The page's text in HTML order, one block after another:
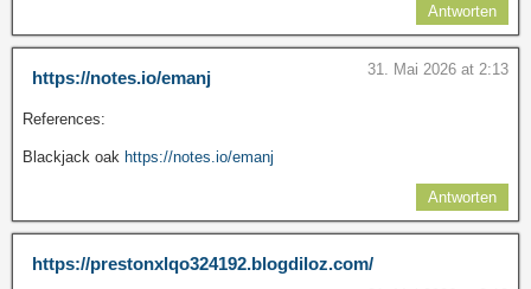
Antworten
https://notes.io/emanj 31. Mai 2026 at 2:13
References:
Blackjack oak https://notes.io/emanj
Antworten
https://prestonxlqo324192.blogdiloz.com/